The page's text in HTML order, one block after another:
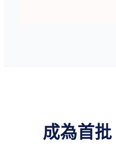
成為首批